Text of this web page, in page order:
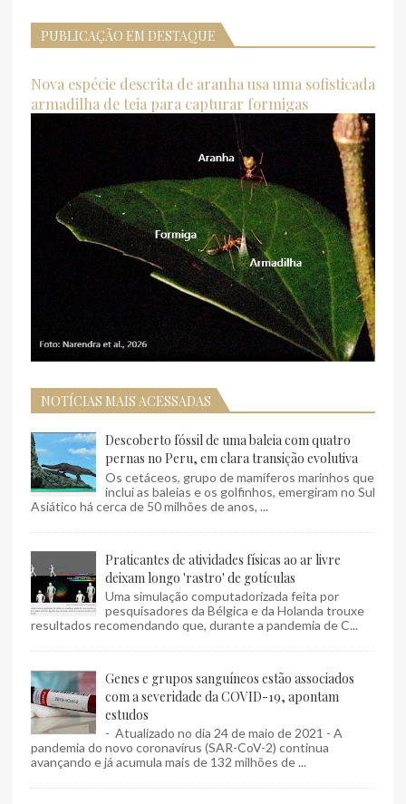
PUBLICAÇÃO EM DESTAQUE
Nova espécie descrita de aranha usa uma sofisticada
armadilha de teia para capturar formigas
NOTÍCIAS MAIS ACESSADAS
Descoberto fóssil de uma baleia com quatro
pernas no Peru, em clara transição evolutiva
Os cetáceos, grupo de mamíferos marinhos que
inclui as baleias e os golfinhos, emergiram no Sul
Asiático há cerca de 50 milhões de anos, ...
Praticantes de atividades físicas ao ar livre
deixam longo 'rastro' de gotículas
Uma simulação computadorizada feita por
pesquisadores da Bélgica e da Holanda trouxe
resultados recomendando que, durante a pandemia de C...
Genes e grupos sanguíneos estão associados
com a severidade da COVID-19, apontam
estudos
- Atualizado no dia 24 de maio de 2021 - A
pandemia do novo coronavírus (SAR-CoV-2) continua
avançando e já acumula mais de 132 milhões de ...